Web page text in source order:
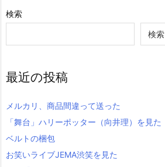
検索
検索
最近の投稿
メルカリ、商品間違って送った
「舞台」ハリーポッター（向井理）を見た
ベルトの梱包
お笑いライブJEMA渋笑を見た